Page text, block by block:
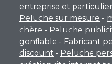
entreprise et
Peluche sur mesure -
chère - Peluche
gonflable - Fabricant
discount - Peluche